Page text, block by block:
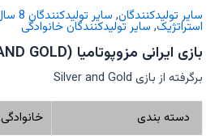
سایر تولیدکنندگان, سایر تولیدکنندگان 8 سال به بالا
استراتژیک, سایر تولیدکنندگان خانوادگی
بازی ایرانی مزوپوتامیا (SILVER AND GOLD)
برگرفته از بازی Silver and Gold
دسته بندی
خانوادگی